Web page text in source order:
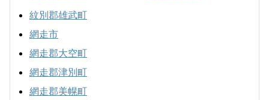
紋別郡雄武町
網走市
網走郡大空町
網走郡津別町
網走郡美幌町